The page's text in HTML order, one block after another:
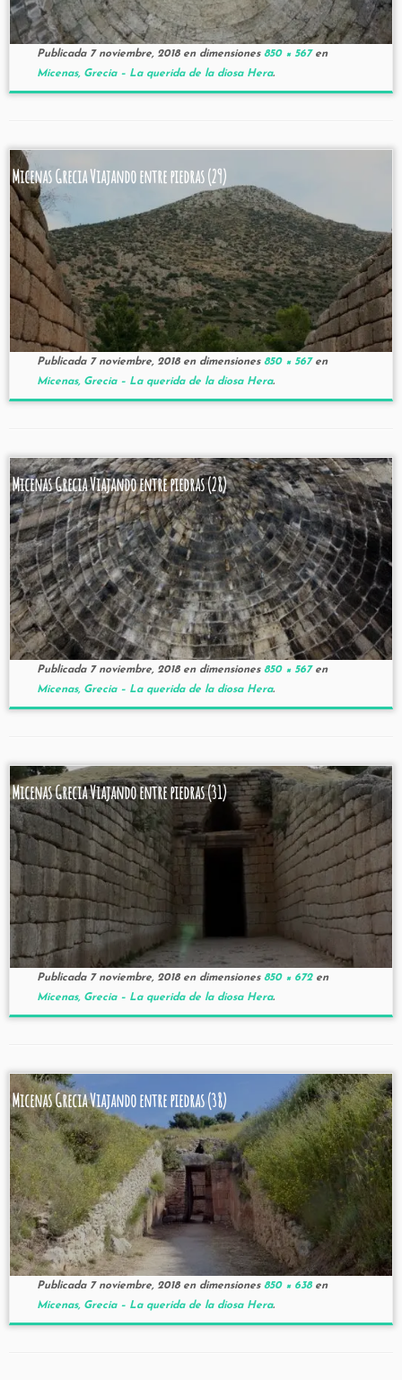
Publicada 7 noviembre, 2018en dimensiones850 × 567en
Micenas, Grecia – La querida de la diosa Hera.
Micenas Grecia Viajando entre piedras (29)
Publicada 7 noviembre, 2018en dimensiones850 × 567en
Micenas, Grecia – La querida de la diosa Hera.
Micenas Grecia Viajando entre piedras (28)
Publicada 7 noviembre, 2018en dimensiones850 × 567en
Micenas, Grecia – La querida de la diosa Hera.
Micenas Grecia Viajando entre piedras (31)
Publicada 7 noviembre, 2018en dimensiones850 × 672en
Micenas, Grecia – La querida de la diosa Hera.
Micenas Grecia Viajando entre piedras (38)
Publicada 7 noviembre, 2018en dimensiones850 × 638en
Micenas, Grecia – La querida de la diosa Hera.